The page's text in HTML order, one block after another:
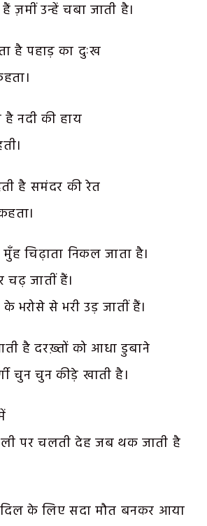
ज़मीं उन्हें चबा जाती है।
है पहाड़ का दुःख
है नदी की हाय
है समंदर की रेत
मुँह चिढ़ाता निकल जाता है।
चढ़ जातीं हैं।
भरोसे से भरी उड़ जातीं हैं।
है दरख़्तों को आधा डुबाने
चुन चुन कीड़े खाती है।
पर चलती देह जब थक जाती है
के लिए सदा मौत बनकर आया